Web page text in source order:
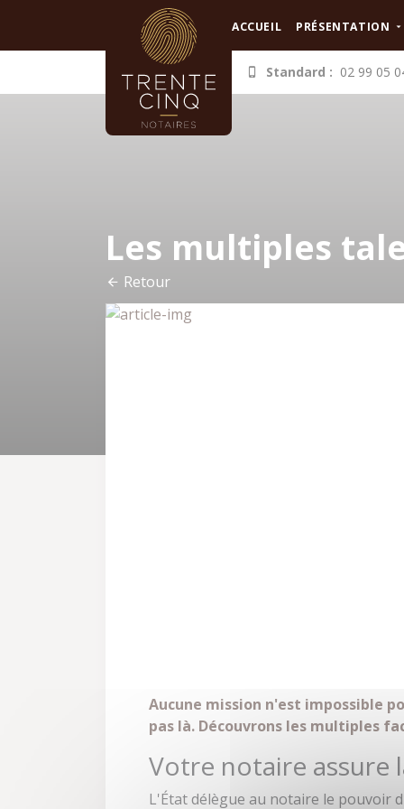
ACCUEIL PRÉSENTATION
Standard : 02 99 05
Les multiples
Retour
Aucune mission n'est impossible
pas là. Découvrons les multiples
Votre notaire assure
L'État délègue au notaire le pouvoir
Panneau de gestion des cookies